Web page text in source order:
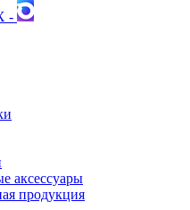
-
аксессуары
продукция